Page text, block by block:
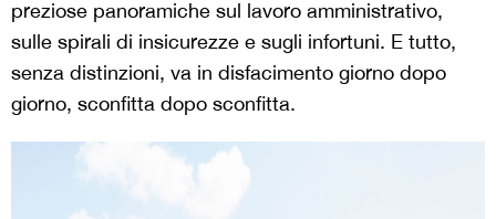
preziose panoramiche sul lavoro amministrativo,
sulle spirali di insicurezze e sugli infortuni. E tutto,
senza distinzioni, va in disfacimento giorno dopo
giorno, sconfitta dopo sconfitta.